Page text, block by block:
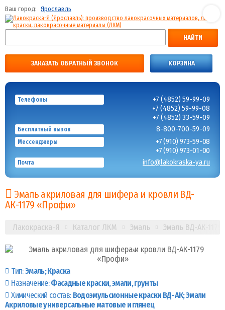
Ваш город: Ярославль
НАЙТИ
ЗАКАЗАТЬ ОБРАТНЫЙ ЗВОНОК КОРЗИНА
Телефоны
+7 (4852) 59-99-09
+7 (4852) 59-99-08
+7 (4852) 33-59-09
Бесплатный вызов 8-800-700-59-09
Мессенджеры
+7 (910) 973-59-08
+7 (910) 973-01-00
Почта info@lakokraska-ya.ru
Эмаль акриловая для шифера и кровли ВД-
АК-1179 «Профи»
Лакокраска-Я Каталог ЛКМ Эмаль Эмаль ВД-АК-
Тип:Эмаль Краска
Назначение:Фасадные краски, эмали, грунты
Химический состав: Водоэмульсионные краски ВД-АК Эмали
Акриловые универсальные матовые и глянец